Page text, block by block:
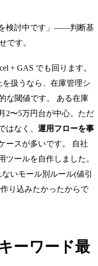
を検討中です」——判断基
です。
+ GAS でも回ります。
扱うなら、在庫管理シ
な閾値です。 ある在庫
2〜5万円台が中心。ただ
はなく、 運用フローを事
ースが多いです。 自社
ツールを自作しました。
いモール別ルール(値引
り込みたかったからで
ーワード最